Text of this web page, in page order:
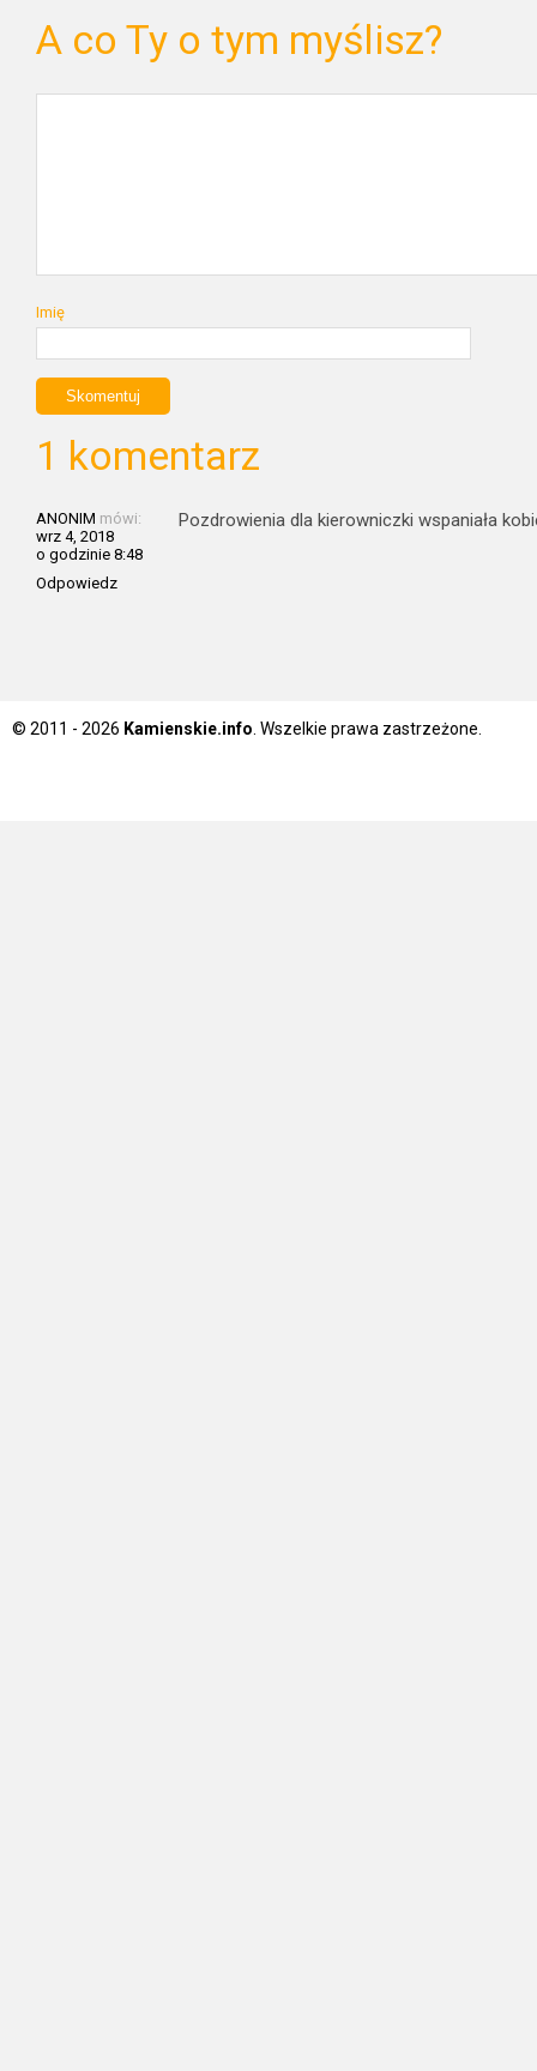
A co Ty o tym myślisz?
Imię
1 komentarz
ANONIM mówi:
wrz 4, 2018
o godzinie 8:48
Odpowiedz
Pozdrowienia dla kierowniczki wspaniała
© 2011 - 2026 Kamienskie.info . Wszelkie prawa zastrzeżone.